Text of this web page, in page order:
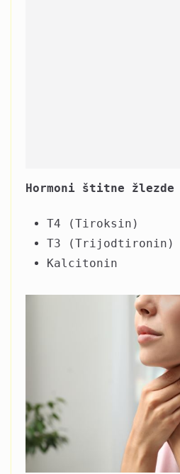
Hormoni štitne žlezde
T4 (Tiroksin)
T3 (Trijodtironin)
Kalcitonin